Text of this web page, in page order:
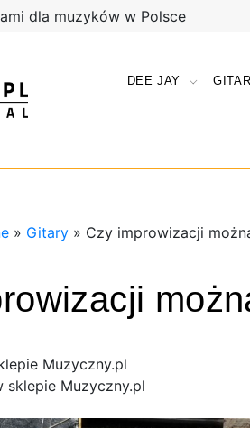
dla muzyków w Polsce
Muzyczny.pl
Sklep
DEE JAY
» Gitary » Czy improwizacji
Muzyczny.pl
sklepie Muzyczny.pl